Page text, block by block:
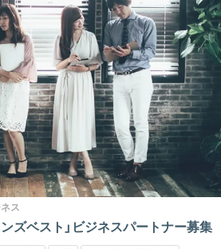
ス
ンズベスト」ビジネスパートナー募集